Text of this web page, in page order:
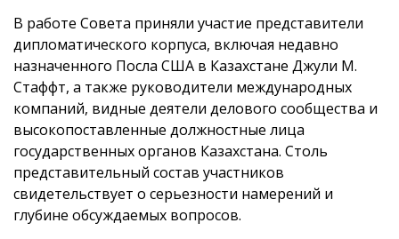
В работе Совета приняли участие представители
дипломатического корпуса, включая недавно
назначенного Посла США в Казахстане Джули М.
Стаффт, а также руководители международных
компаний, видные деятели делового сообщества и
высокопоставленные должностные лица
государственных органов Казахстана. Столь
представительный состав участников
свидетельствует о серьезности намерений и
глубине обсуждаемых вопросов.